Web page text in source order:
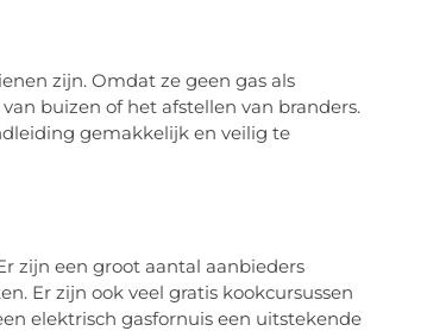
zijn. Omdat ze geen gas als
buizen of het afstellen van branders.
gemakkelijk en veilig te
zijn een groot aantal aanbieders
Er zijn ook veel gratis kookcursussen
elektrisch gasfornuis een uitstekende